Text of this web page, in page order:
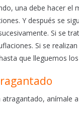
una debe hacer
Y después se
Si se
Si se
que lleguemos
anímale